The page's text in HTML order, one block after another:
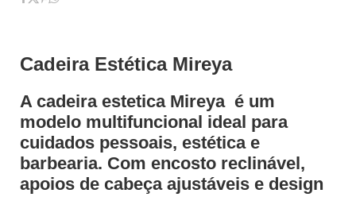
Cadeira Estética Mireya
A cadeira estetica Mireya é um
modelo multifuncional ideal para
cuidados pessoais, estética e
barbearia. Com encosto reclinável,
apoios de cabeça ajustáveis e design